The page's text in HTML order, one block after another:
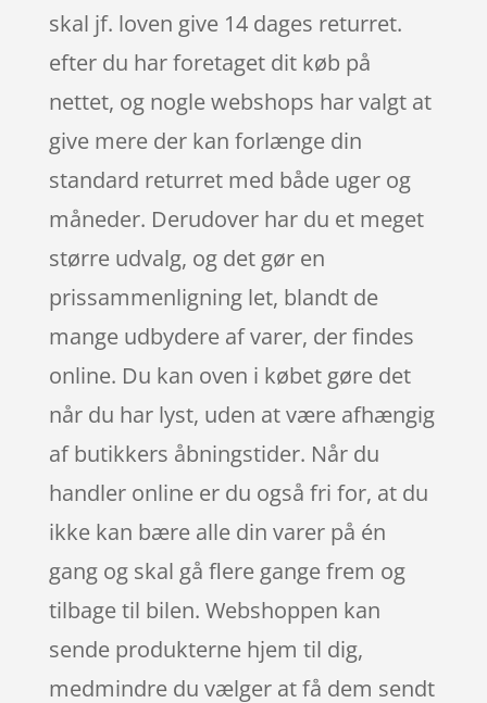
skal jf. loven give 14 dages returret.
efter du har foretaget dit køb på
nettet, og nogle webshops har valgt at
give mere der kan forlænge din
standard returret med både uger og
måneder. Derudover har du et meget
større udvalg, og det gør en
prissammenligning let, blandt de
mange udbydere af varer, der findes
online. Du kan oven i købet gøre det
når du har lyst, uden at være afhængig
af butikkers åbningstider. Når du
handler online er du også fri for, at du
ikke kan bære alle din varer på én
gang og skal gå flere gange frem og
tilbage til bilen. Webshoppen kan
sende produkterne hjem til dig,
medmindre du vælger at få dem sendt